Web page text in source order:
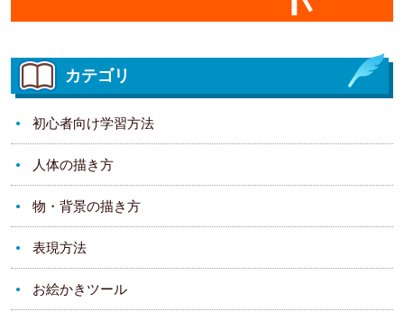
カテゴリ
初心者向け学習方法
人体の描き方
物・背景の描き方
表現方法
お絵かきツール